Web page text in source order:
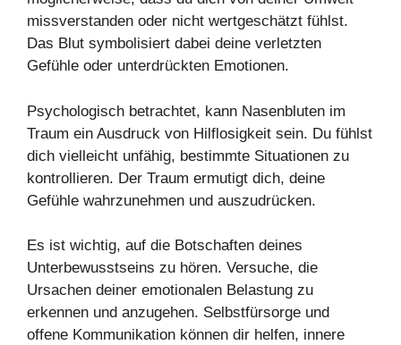
missverstanden oder nicht wertgeschätzt fühlst.
Das Blut symbolisiert dabei deine verletzten
Gefühle oder unterdrückten Emotionen.
Psychologisch betrachtet, kann Nasenbluten im
Traum ein Ausdruck von Hilflosigkeit sein. Du fühlst
dich vielleicht unfähig, bestimmte Situationen zu
kontrollieren. Der Traum ermutigt dich, deine
Gefühle wahrzunehmen und auszudrücken.
Es ist wichtig, auf die Botschaften deines
Unterbewusstseins zu hören. Versuche, die
Ursachen deiner emotionalen Belastung zu
erkennen und anzugehen. Selbstfürsorge und
offene Kommunikation können dir helfen, innere